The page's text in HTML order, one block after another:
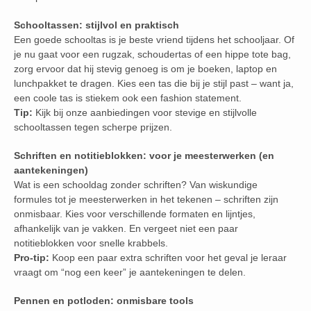
Schooltassen: stijlvol en praktisch
Een goede schooltas is je beste vriend tijdens het schooljaar. Of
je nu gaat voor een rugzak, schoudertas of een hippe tote bag,
zorg ervoor dat hij stevig genoeg is om je boeken, laptop en
lunchpakket te dragen. Kies een tas die bij je stijl past – want ja,
een coole tas is stiekem ook een fashion statement.
Tip: Kijk bij onze aanbiedingen voor stevige en stijlvolle
schooltassen tegen scherpe prijzen.
Schriften en notitieblokken: voor je meesterwerken (en
aantekeningen)
Wat is een schooldag zonder schriften? Van wiskundige
formules tot je meesterwerken in het tekenen – schriften zijn
onmisbaar. Kies voor verschillende formaten en lijntjes,
afhankelijk van je vakken. En vergeet niet een paar
notitieblokken voor snelle krabbels.
Pro-tip: Koop een paar extra schriften voor het geval je leraar
vraagt om “nog een keer” je aantekeningen te delen.
Pennen en potloden: onmisbare tools